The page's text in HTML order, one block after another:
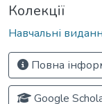
Колекції
Навчальні
Повна
Google